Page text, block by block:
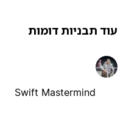
תבניות דומות
Swift Mastermind